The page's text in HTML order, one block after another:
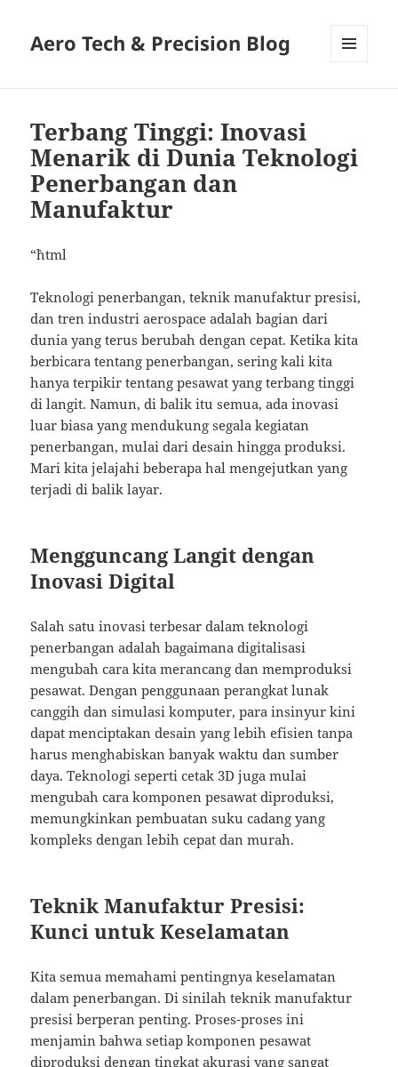
Aero Tech & Precision Blog
Terbang Tinggi: Inovasi
Menarik di Dunia Teknologi
Penerbangan dan
Manufaktur
“`html
Teknologi penerbangan, teknik manufaktur presisi,
dan tren industri aerospace adalah bagian dari
dunia yang terus berubah dengan cepat. Ketika kita
berbicara tentang penerbangan, sering kali kita
hanya terpikir tentang pesawat yang terbang tinggi
di langit. Namun, di balik itu semua, ada inovasi
luar biasa yang mendukung segala kegiatan
penerbangan, mulai dari desain hingga produksi.
Mari kita jelajahi beberapa hal mengejutkan yang
terjadi di balik layar.
Mengguncang Langit dengan
Inovasi Digital
Salah satu inovasi terbesar dalam teknologi
penerbangan adalah bagaimana digitalisasi
mengubah cara kita merancang dan memproduksi
pesawat. Dengan penggunaan perangkat lunak
canggih dan simulasi komputer, para insinyur kini
dapat menciptakan desain yang lebih efisien tanpa
harus menghabiskan banyak waktu dan sumber
daya. Teknologi seperti cetak 3D juga mulai
mengubah cara komponen pesawat diproduksi,
memungkinkan pembuatan suku cadang yang
kompleks dengan lebih cepat dan murah.
Teknik Manufaktur Presisi:
Kunci untuk Keselamatan
Kita semua memahami pentingnya keselamatan
dalam penerbangan. Di sinilah teknik manufaktur
presisi berperan penting. Proses-proses ini
menjamin bahwa setiap komponen pesawat
diproduksi dengan tingkat akurasi yang sangat